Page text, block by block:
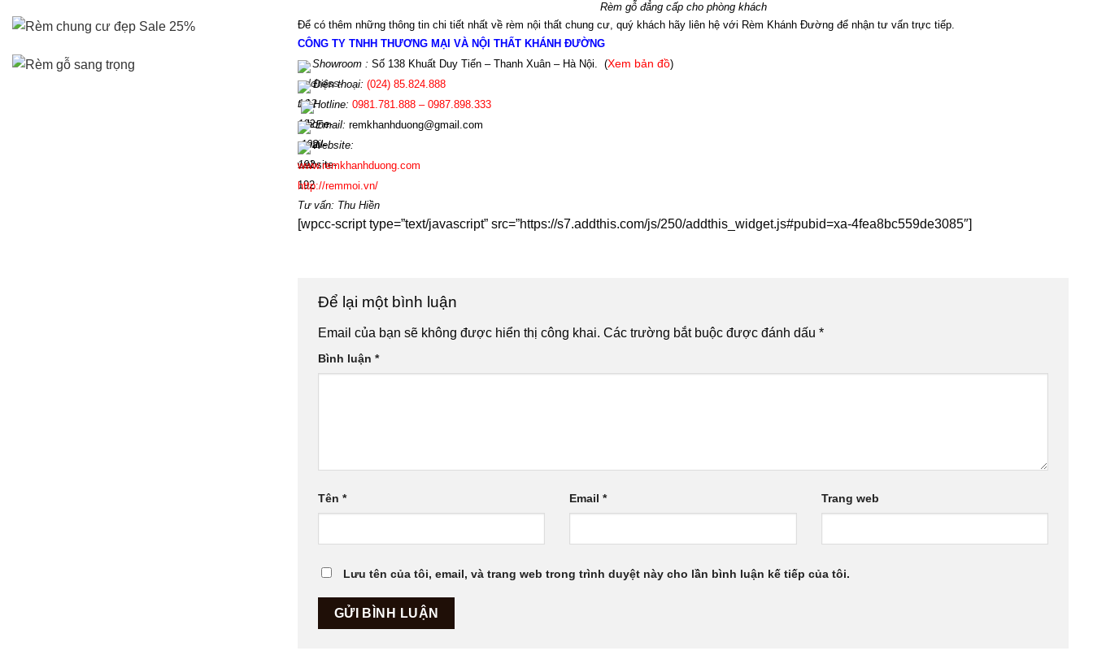
Rèm gỗ đẳng cấp cho phòng khách
Để có thêm những thông tin chi tiết nhất về rèm nội thất chung cư, quý khách hãy liên hệ với Rèm Khánh Đường để nhận tư vấn trực tiếp.
CÔNG TY TNHH THƯƠNG MẠI VÀ NỘI THẤT KHÁNH ĐƯỜNG
Showroom : Số 138 Khuất Duy Tiến – Thanh Xuân – Hà Nội. (Xem bản đồ)
Điện thoại: (024) 85.824.888
Hotline: 0981.781.888 – 0987.898.333
Email: remkhanhduong@gmail.com
Website:
www.remkhanhduong.com
http://remmoi.vn/
Tư vấn: Thu Hiền
[wpcc-script type=”text/javascript” src=”https://s7.addthis.com/js/250/addthis_widget.js#pubid=xa-4fea8bc559de3085″]
Để lại một bình luận
Email của bạn sẽ không được hiển thị công khai. Các trường bắt buộc được đánh dấu *
Bình luận *
Tên * Email* Trang web
Lưu tên của tôi, email, và trang web trong trình duyệt này cho lần bình luận kế tiếp của tôi.